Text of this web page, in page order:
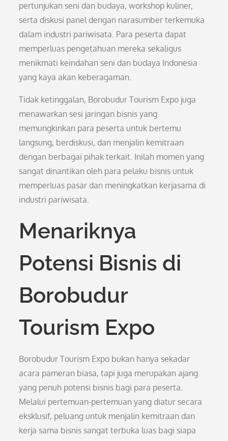
pertunjukan seni dan budaya, workshop kuliner,
serta diskusi panel dengan narasumber terkemuka
dalam industri pariwisata. Para peserta dapat
memperluas pengetahuan mereka sekaligus
menikmati keindahan seni dan budaya Indonesia
yang kaya akan keberagaman.
Tidak ketinggalan, Borobudur Tourism Expo juga
menawarkan sesi jaringan bisnis yang
memungkinkan para peserta untuk bertemu
langsung, berdiskusi, dan menjalin kemitraan
dengan berbagai pihak terkait. Inilah momen yang
sangat dinantikan oleh para pelaku bisnis untuk
memperluas pasar dan meningkatkan kerjasama di
industri pariwisata.
Menariknya
Potensi Bisnis di
Borobudur
Tourism Expo
Borobudur Tourism Expo bukan hanya sekadar
acara pameran biasa, tapi juga merupakan ajang
yang penuh potensi bisnis bagi para peserta.
Melalui pertemuan-pertemuan yang diatur secara
eksklusif, peluang untuk menjalin kemitraan dan
kerja sama bisnis sangat terbuka luas bagi siapa